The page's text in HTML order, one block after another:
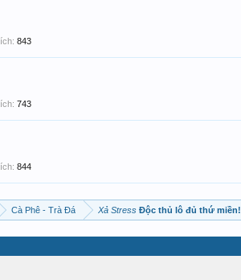
843
743
844
Cà Phê - Trà Đá Xả Stress Độc thủ lô đủ thứ miền!